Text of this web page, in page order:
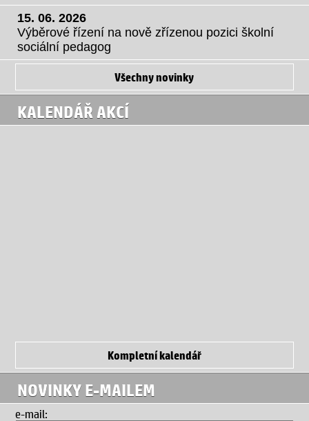
15. 06. 2026
Výběrové řízení na nově zřízenou pozici školní
sociální pedagog
Všechny novinky
KALENDÁŘ AKCÍ
Kompletní kalendář
NOVINKY E-MAILEM
e-mail: